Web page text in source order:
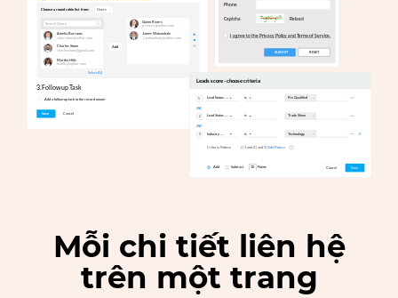
Mỗi chi tiết liên hệ
trên một trang